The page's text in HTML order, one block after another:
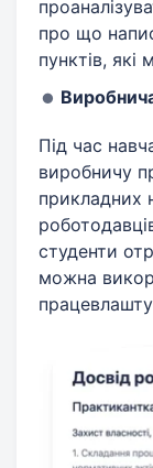
про що
пунктів, які
Під час
виробничу
прикладних
студенти
можна